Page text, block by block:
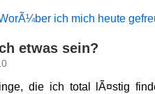
ich mich heute
etwas sein?
die ich total lÃ¤stig